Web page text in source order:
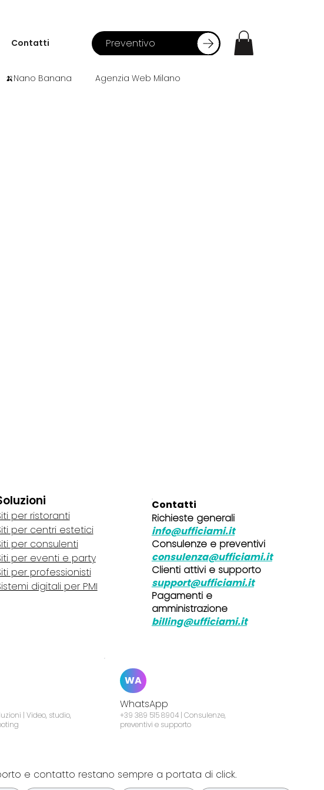
Contatti Preventivo
🍌Nano Banana Agenzia Web Milano
per ristoranti
per centri estetici
per consulenti
per eventi e party
per professionisti
digitali per PMI
Contatti
Richieste generali
info@ufficiami.it
Consulenze e preventivi
consulenza@ufficiami.it
Clienti attivi e supporto
support@ufficiami.it
Pagamenti e
amministrazione
billing@ufficiami.it
| Video, studio,
WA
WhatsApp
+39 389 515 8904 | Consulenze,
preventivi e supporto
e contatto restano sempre a portata di click.